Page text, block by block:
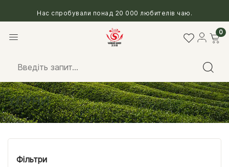
Нас спробували понад 20 000 любителів чаю.
0
Головна/Чай/ Улуни
УЛУНИ
Фільтри